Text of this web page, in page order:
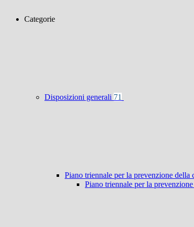
Categorie
Disposizioni generali 71
Piano triennale per la prevenzione della
Piano triennale per la